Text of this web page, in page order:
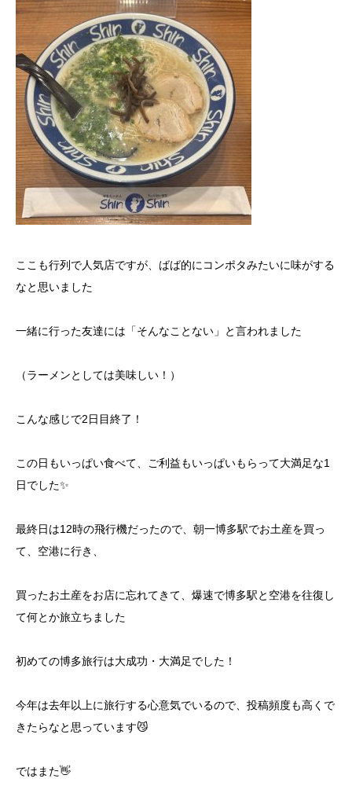
ここも行列で人気店ですが、ばば的にコンポタみたいに味がする
なと思いました
一緒に行った友達には「そんなことない」と言われました
（ラーメンとしては美味しい！）
こんな感じで2日目終了！
この日もいっぱい食べて、ご利益もいっぱいもらって大満足な1
日でした✨
最終日は12時の飛行機だったので、朝一博多駅でお土産を買っ
て、空港に行き、
買ったお土産をお店に忘れてきて、爆速で博多駅と空港を往復し
て何とか旅立ちました
初めての博多旅行は大成功・大満足でした！
今年は去年以上に旅行する心意気でいるので、投稿頻度も高くで
きたらなと思っています😼
ではまた👋